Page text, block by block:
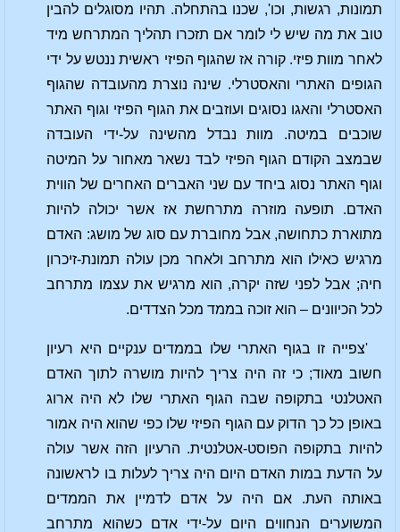
תמונות, רגשות, וכו', שכנו בהתחלה. תהיו מסוגלים להבין
טוב את מה שיש לי לומר אם תזכרו תהליך המתרחש מיד
לאחר מוות פיזי. קורה אז שהגוף הפיזי ראשית ננטש על ידי
הגופים האתרי והאסטרלי. שינה נוצרת מהעובדה שהגוף
האסטרלי והאגו נסוגים ועוזבים את הגוף הפיזי וגוף האתר
שוכבים במיטה. מוות נבדל מהשינה על-ידי העובדה
שבמצב הקודם הגוף הפיזי לבד נשאר מאחור על המיטה
וגוף האתר נסוג ביחד עם שני האברים האחרים של הווית
האדם. תופעה מוזרה מתרחשת אז אשר יכולה להיות
מתוארת כתחושה, אבל מחוברת עם סוג של מושג: האדם
מרגיש כאילו הוא מתרחב ולאחר מכן עולה תמונת-זיכרון
חיה; אבל לפני שזה יקרה, הוא מרגיש את עצמו מתרחב
לכל הכיוונים – הוא זוכה בממד מכל הצדדים.
'צפייה זו בגוף האתרי שלו בממדים ענקיים היא רעיון
חשוב מאוד; כי זה היה צריך להיות מושרה לתוך האדם
האטלנטי בתקופה שבה הגוף האתרי שלו לא היה ארוג
באופן כל כך הדוק עם הגוף הפיזי שלו כפי שהוא היה אמור
להיות בתקופה הפוסט-אטלנטית. הרעיון הזה אשר עולה
על הדעת במות האדם היום היה צריך לעלות בו לראשונה
באותה העת. אם היה על אדם לדמיין את הממדים
המשוערים הנחווים היום על-ידי אדם כשהוא מתרחב